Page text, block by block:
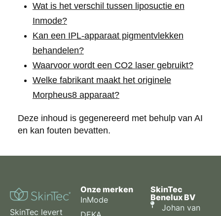
Wat is het verschil tussen liposuctie en
Inmode?
Kan een IPL-apparaat pigmentvlekken
behandelen?
Waarvoor wordt een CO2 laser gebruikt?
Welke fabrikant maakt het originele
Morpheus8 apparaat?
Deze inhoud is gegenereerd met behulp van AI
en kan fouten bevatten.
SkinTec levert
Onze merken
InMode
SkinTec
Benelux BV
Johan van